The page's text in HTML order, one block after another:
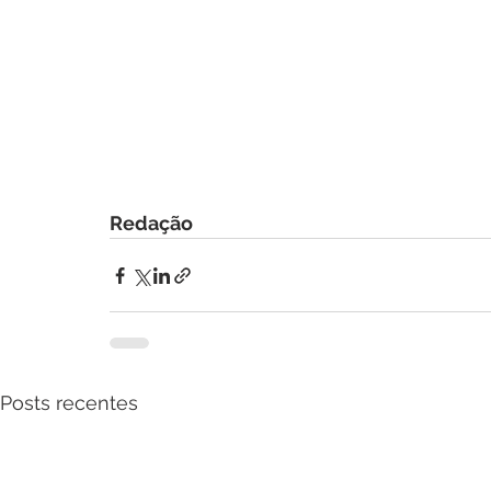
Redação
Posts recentes